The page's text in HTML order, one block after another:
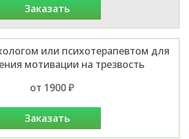
заказать
или психотерапевтом для
мотивации на трезвость
от 1900 ₽
заказать